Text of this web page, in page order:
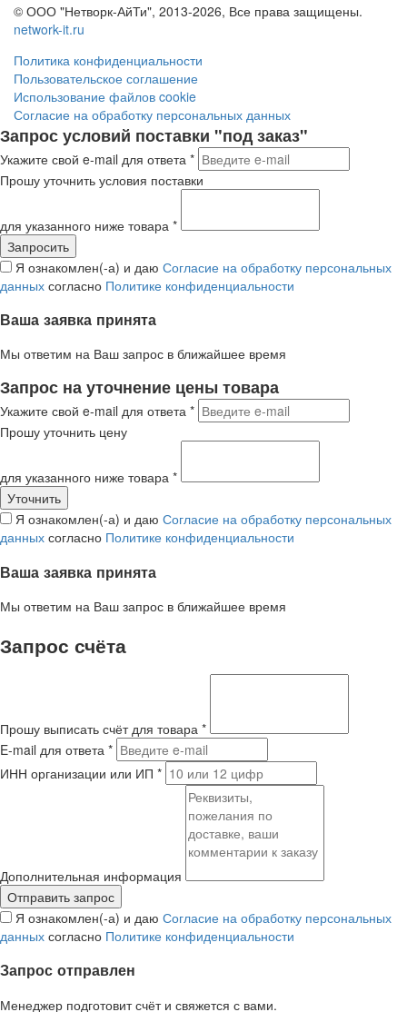
© ООО "Нетворк-АйТи", 2013-2026, Все права защищены.
network-it.ru
Политика конфиденциальности
Пользовательское соглашение
Использование файлов cookie
Согласие на обработку персональных данных
Запрос условий поставки "под заказ"
Укажите свой e-mail для ответа *
Прошу уточнить условия поставки
для указанного ниже товара *
Я ознакомлен(-а) и даю Согласие на обработку персональных
данных согласно Политике конфиденциальности
Ваша заявка принята
Мы ответим на Ваш запрос в ближайшее время
Запрос на уточнение цены товара
Укажите свой e-mail для ответа *
Прошу уточнить цену
для указанного ниже товара *
Я ознакомлен(-а) и даю Согласие на обработку персональных
данных согласно Политике конфиденциальности
Ваша заявка принята
Мы ответим на Ваш запрос в ближайшее время
Запрос счёта
Прошу выписать счёт для товара *
E-mail для ответа *
ИНН организации или ИП *
Дополнительная информация
Я ознакомлен(-а) и даю Согласие на обработку персональных
данных согласно Политике конфиденциальности
Запрос отправлен
Менеджер подготовит счёт и свяжется с вами.